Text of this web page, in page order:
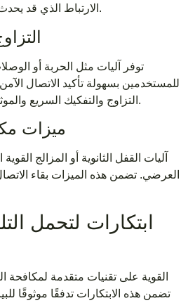
الارتباط الذي قد يحدث بسبب القوى الجانبية.
توفر آليات مثل الحربة أو
للمستخدمين بسهولة تأكيد الاتصال
التزاوج والتفكيك السريع والموثوق، حتى مع ارتداء القفازات.
ميزات
آليات القفل الثانوية أو المزالج
العرضي. تضمن هذه الميزات بقاء
ابتكارات لتحمل
تضمن هذه الابتكارات تدفقًا موثوقًا